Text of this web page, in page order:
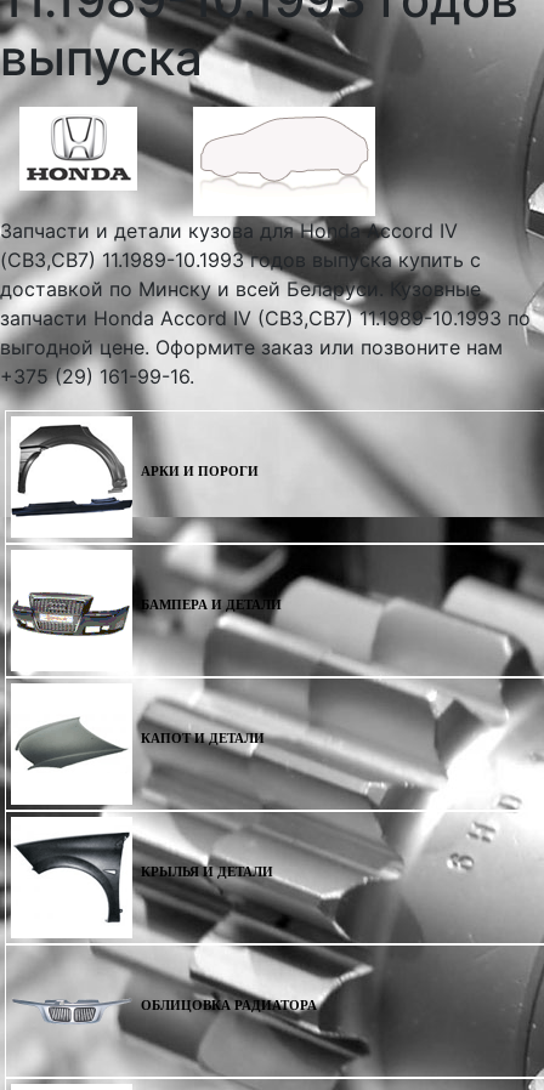
выпуска
Запчасти и детали кузова для Honda Accord IV
(CB3,CB7) 11.1989-10.1993 годов выпуска купить с
доставкой по Минску и всей Беларуси. Кузовные
запчасти Honda Accord IV (CB3,CB7) 11.1989-10.1993 по
выгодной цене. Оформите заказ или позвоните нам
+375 (29) 161-99-16.
АРКИ И ПОРОГИ
БАМПЕРА И ДЕТАЛИ
КАПОТ И ДЕТАЛИ
КРЫЛЬЯ И ДЕТАЛИ
ОБЛИЦОВКА РАДИАТОРА